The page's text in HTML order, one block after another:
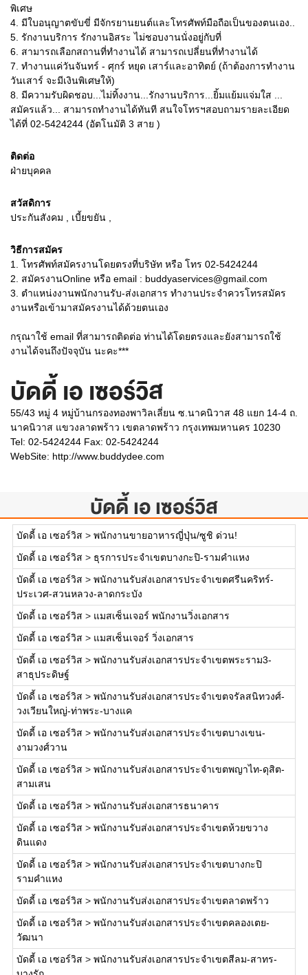
พิเศษ
4. มีใบอนุญาตขับขี่ มีจักรยานยนต์และโทรศัพท์มือถือเป็นของตนเอง..
5. รักงานบริการ รักงานอิสระ ไม่ชอบงานนั่งอยู่กับที่
6. สามารถเลือกสถานที่ทำงานได้ สามารถเปลี่ยนที่ทำงานได้
7. ทำงานแค่วันจันทร์ - ศุกร์ หยุด เสาร์และอาทิตย์ (ถ้าต้องการทำงาน
วันเสาร์ จะมีเงินพิเศษให้)
8. มีความรับผิดชอบ...ไม่ทิ้งงาน...รักงานบริการ...ยิ้มแย้มแจ่มใส ...
สมัครแล้ว... สามารถทำงานได้ทันที สนใจโทรฯสอบถามรายละเอียด
ได้ที่ 02-5424244 (อัตโนมัติ 3 สาย )
ติดต่อ
ฝ่ายบุคคล
สวัสดิการ
ประกันสังคม , เบี้ยขยัน ,
วิธีการสมัคร
1. โทรศัพท์สมัครงานโดยตรงที่บริษัท หรือ โทร 02-5424244
2. สมัครงานOnline หรือ email : buddyaservices@gmail.com
3. ตำแหน่งงานพนักงานรับ-ส่งเอกสาร ทำงานประจำควรโทรสมัคร
งานหรือเข้ามาสมัครงานได้ด้วยตนเอง
กรุณาใช้ email ที่สามารถติดต่อ ท่านได้โดยตรงและยังสามารถใช้
งานได้จนถึงปัจจุบัน นะคะ***
บัดดี้ เอ เซอร์วิส
55/43 หมู่ 4 หมู่บ้านกรองทองพาวิลเลี่ยน ซ.นาคนิวาส 48 แยก 14-4 ถ.
นาคนิวาส แขวงลาดพร้าว เขตลาดพร้าว กรุงเทพมหานคร 10230
Tel: 02-5424244 Fax: 02-5424244
WebSite: http://www.buddydee.com
บัดดี้ เอ เซอร์วิส
บัดดี้ เอ เซอร์วิส > พนักงานขายอาหารญี่ปุ่น/ซูชิ ด่วน!
บัดดี้ เอ เซอร์วิส > ธุรการประจำเขตบางกะปิ-รามคำแหง
บัดดี้ เอ เซอร์วิส > พนักงานรับส่งเอกสารประจำเขตศรีนคริทร์-
ประเวศ-สวนหลวง-ลาดกระบัง
บัดดี้ เอ เซอร์วิส > แมสเซ็นเจอร์ พนักงานวิ่งเอกสาร
บัดดี้ เอ เซอร์วิส > แมสเซ็นเจอร์ วิ่งเอกสาร
บัดดี้ เอ เซอร์วิส > พนักงานรับส่งเอกสารประจำเขตพระราม3-
สาธุประดิษฐ์
บัดดี้ เอ เซอร์วิส > พนักงานรับส่งเอกสารประจำเขตจรัลสนิทวงศ์-
วงเวียนใหญ่-ท่าพระ-บางแค
บัดดี้ เอ เซอร์วิส > พนักงานรับส่งเอกสารประจำเขตบางเขน-
งามวงศ์วาน
บัดดี้ เอ เซอร์วิส > พนักงานรับส่งเอกสารประจำเขตพญาไท-ดุสิต-
สามเสน
บัดดี้ เอ เซอร์วิส > พนักงานรับส่งเอกสารธนาคาร
บัดดี้ เอ เซอร์วิส > พนักงานรับส่งเอกสารประจำเขตห้วยขวาง
ดินแดง
บัดดี้ เอ เซอร์วิส > พนักงานรับส่งเอกสารประจำเขตบางกะปิ
รามคำแหง
บัดดี้ เอ เซอร์วิส > พนักงานรับส่งเอกสารประจำเขตลาดพร้าว
บัดดี้ เอ เซอร์วิส > พนักงานรับส่งเอกสารประจำเขตคลองเตย-
วัฒนา
บัดดี้ เอ เซอร์วิส > พนักงานรับส่งเอกสารประจำเขตสีลม-สาทร-